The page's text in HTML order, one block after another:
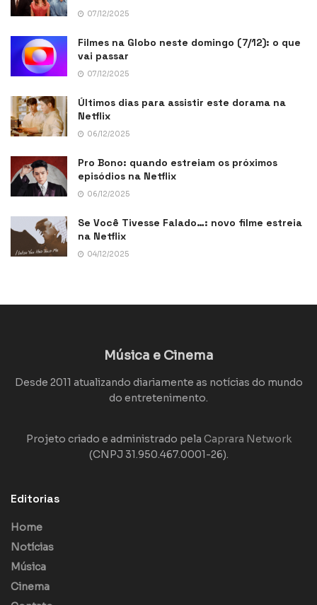
07/12/2025
Filmes na Globo neste domingo (7/12): o que
vai passar
07/12/2025
Últimos dias para assistir este dorama na
Netflix
06/12/2025
Pro Bono: quando estreiam os próximos
episódios na Netflix
06/12/2025
Se Você Tivesse Falado…: novo filme estreia
na Netflix
04/12/2025
Música e Cinema
Desde 2011 atualizando diariamente as notícias do mundo
do entretenimento.
Projeto criado e administrado pela Caprara Network
(CNPJ 31.950.467.0001-26).
Editorias
Home
Notícias
Música
Cinema